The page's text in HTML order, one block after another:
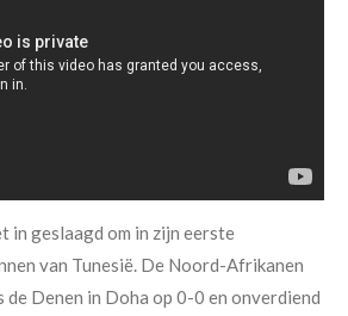
in geslaagd om in zijn eerste
van Tunesië. De Noord-Afrikanen
de Denen in Doha op 0-0 en onverdiend